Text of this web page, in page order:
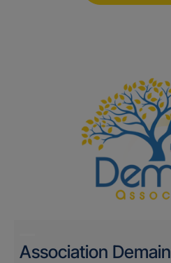
Association Demain